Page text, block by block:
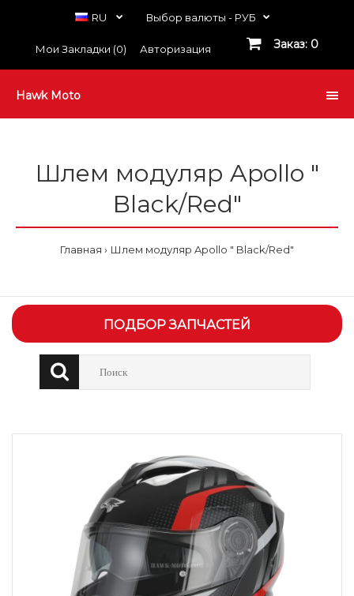
RU Выбор валюты - РУБ
Мои Закладки (0) Авторизация Заказ: 0
Hawk Moto
Шлем модуляр Apollo "
Black/Red"
Главная Шлем модуляр Apollo " Black/Red"
ПОДБОР ЗАПЧАСТЕЙ